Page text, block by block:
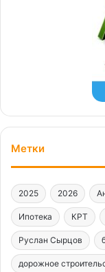
Метки
2025 2026
Ипотека КРТ
Руслан Сырцов
дорожное